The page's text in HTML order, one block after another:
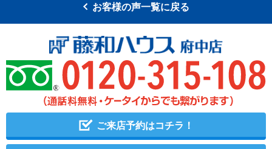
お客様の声一覧に戻る
ご来店予約はコチラ！